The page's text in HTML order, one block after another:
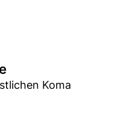
Koma